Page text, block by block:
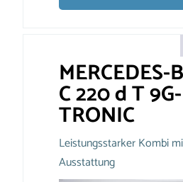
MERCEDES-
C 220 d T 9G-
TRONIC
Leistungsstarker Kombi
Ausstattung